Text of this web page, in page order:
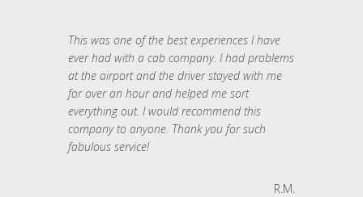
This was one of the best experiences I have
ever had with a cab company. I had problems
at the airport and the driver stayed with me
for over an hour and helped me sort
everything out. I would recommend this
company to anyone. Thank you for such
fabulous service!
R.M.